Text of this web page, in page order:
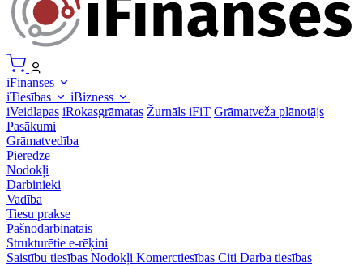
iFinanses
iTiesības
iBizness
iVeidlapas iRokasgrāmatas Žurnāls iFiT Grāmatveža plānotājs
Pasākumi
Grāmatvedība
Pieredze
Nodokļi
Darbinieki
Vadība
Tiesu prakse
Pašnodarbinātais
Strukturētie e-rēķini
Saistību tiesības Nodokļi Komerctiesības Citi Darba tiesības